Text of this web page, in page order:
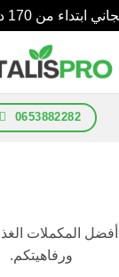
ابتداء من 170 درهم
0653882282
المكملات
ورفاهيتكم.